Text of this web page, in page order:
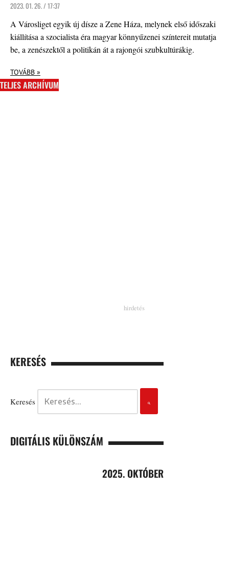
2023. 01. 26. / 17:37
A Városliget egyik új dísze a Zene Háza, melynek első időszaki
kiállítása a szocialista éra magyar könnyűzenei színtereit mutatja
be, a zenészektől a politikán át a rajongói szubkultúrákig.
TOVÁBB »
TELJES ARCHÍVUM
KERESÉS
Keresés
DIGITÁLIS KÜLÖNSZÁM
2025. OKTÓBER